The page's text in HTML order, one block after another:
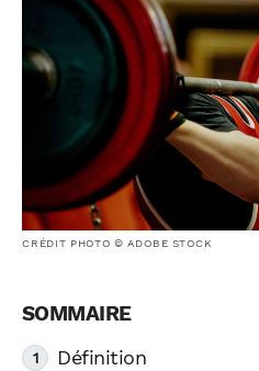
CRÉDIT PHOTO © ADOBE STOCK
Définition